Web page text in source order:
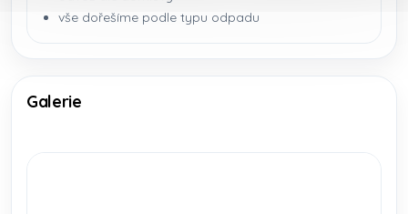
vše dořešíme podle typu odpadu
Galerie